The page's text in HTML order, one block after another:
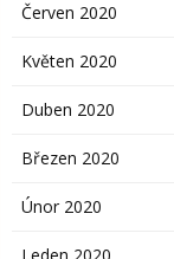
Červen 2020
Květen 2020
Duben 2020
Březen 2020
Únor 2020